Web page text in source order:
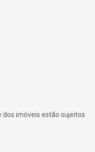
dos imóveis estão sujeitos